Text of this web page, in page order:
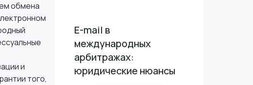
обмена
и
того,
Е-mail в
международных
арбитражах:
юридические нюансы